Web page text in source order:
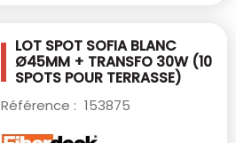
LOT SPOT SOFIA BLANC
Ø45MM + TRANSFO 30W (10
SPOTS POUR TERRASSE)
Référence : 153875